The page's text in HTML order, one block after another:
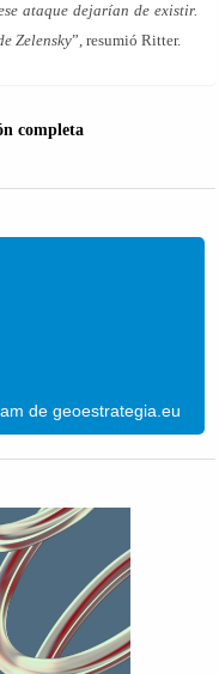
ataque dejarían de existir.
Zelensky”, resumió Ritter.
completa
de geoestrategia.eu